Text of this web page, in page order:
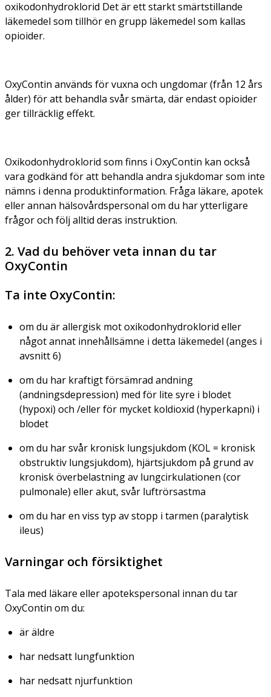
oxikodonhydroklorid Det är ett starkt smärtstillande
läkemedel som tillhör en grupp läkemedel som kallas
opioider.
OxyContin används för vuxna och ungdomar (från 12 års
ålder) för att behandla svår smärta, där endast opioider
ger tillräcklig effekt.
Oxikodonhydroklorid som finns i OxyContin kan också
vara godkänd för att behandla andra sjukdomar som inte
nämns i denna produktinformation. Fråga läkare, apotek
eller annan hälsovårdspersonal om du har ytterligare
frågor och följ alltid deras instruktion.
2. Vad du behöver veta innan du tar
OxyContin
Ta inte OxyContin:
om du är allergisk mot oxikodonhydroklorid eller
något annat innehållsämne i detta läkemedel (anges i
avsnitt 6)
om du har kraftigt försämrad andning
(andningsdepression) med för lite syre i blodet
(hypoxi) och /eller för mycket koldioxid (hyperkapni) i
blodet
om du har svår kronisk lungsjukdom (KOL = kronisk
obstruktiv lungsjukdom), hjärtsjukdom på grund av
kronisk överbelastning av lungcirkulationen (cor
pulmonale) eller akut, svår luftrörsastma
om du har en viss typ av stopp i tarmen (paralytisk
ileus)
Varningar och försiktighet
Tala med läkare eller apotekspersonal innan du tar
OxyContin om du:
är äldre
har nedsatt lungfunktion
har nedsatt njurfunktion